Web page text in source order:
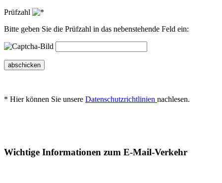
Prüfzahl
Bitte geben Sie die Prüfzahl in das nebenstehende Feld ein:
abschicken
* Hier können Sie unsere Datenschutzrichtlinien nachlesen.
Wichtige Informationen zum E-Mail-Verkehr